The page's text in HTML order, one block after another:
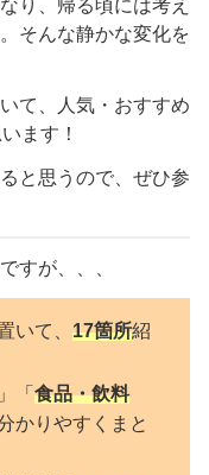
り、帰る頃には考え
そんな静かな変化を
て、人気・おすすめ
ます！
と思うので、ぜひ参
すが、、、
いて、17箇所紹
「食品・飲料
かりやすくまと